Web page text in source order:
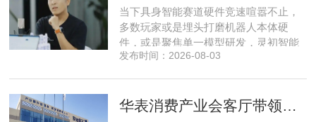
现状，深度剖析行业双重发展困境
当下具身智能赛道硬件竞速喧嚣不止，
多数玩家或是埋头打磨机器人本体硬
件，或是聚焦单一模型研发，灵初智能
自创立之初便守住初心，以自研操作大
能创始人王启斌，拆解其从创立第一天
发布时间：2026-08-03